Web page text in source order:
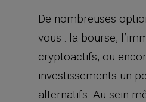
De nombreuses
vous : la bourse,
cryptoactifs, ou
investissements un
alternatifs. Au sein-